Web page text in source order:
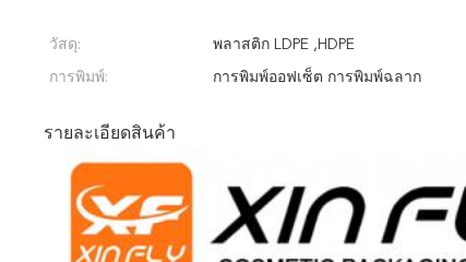
วัสดุ: พลาสติก LDPE ,HDPE
การพิมพ์: การพิมพ์ออฟเซ็ต การพิมพ์ฉลาก
รายละเอียดสินค้า